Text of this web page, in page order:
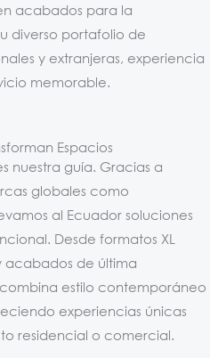
acabados para la
diverso portafolio de
y extranjeras, experiencia
memorable.
Espacios
nuestra guía. Gracias a
globales como
al Ecuador soluciones
Desde formatos XL
acabados de última
estilo contemporáneo
experiencias únicas
residencial o comercial.